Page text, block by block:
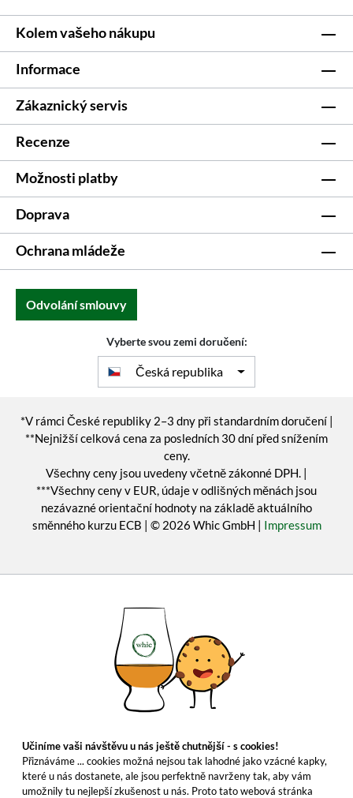
Kolem vašeho nákupu
Informace
Zákaznický servis
Recenze
Možnosti platby
Doprava
Ochrana mládeže
Odvolání smlouvy
Vyberte svou zemi doručení:
Česká republika
*V rámci České republiky 2–3 dny při standardním doručení |
**Nejnižší celková cena za posledních 30 dní před snížením
ceny.
Všechny ceny jsou uvedeny včetně zákonné DPH. |
***Všechny ceny v EUR, údaje v odlišných měnách jsou
nezávazné orientační hodnoty na základě aktuálního
směnného kurzu ECB | © 2026 Whic GmbH | Impressum
Učiníme vaši návštěvu u nás ještě chutnější - s cookies!
Přiznáváme ... cookies možná nejsou tak lahodné jako vzácné kapky,
které u nás dostanete, ale jsou perfektně navrženy tak, aby vám
umožnily tu nejlepší zkušenost u nás. Proto tato webová stránka